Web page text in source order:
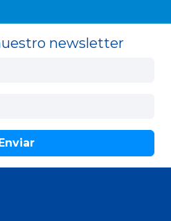
newsletter